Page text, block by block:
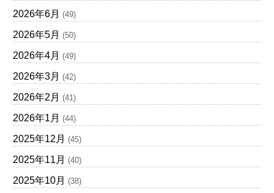
2026年6月 (49)
2026年5月 (50)
2026年4月 (49)
2026年3月 (42)
2026年2月 (41)
2026年1月 (44)
2025年12月 (45)
2025年11月 (40)
2025年10月 (38)